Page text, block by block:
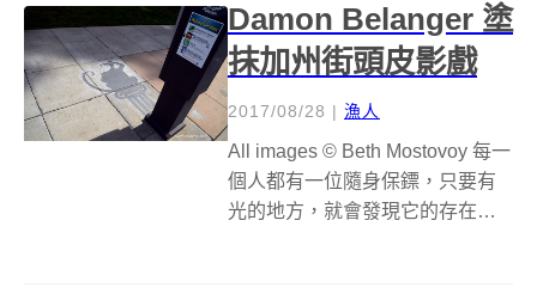
Damon Belanger 塗
抹加州街頭皮影戲
2017/08/28 | 漁人
All images © Beth Mostovoy 每一
個人都有一位隨身保鏢，只要有
光的地方，就會發現它的存在；